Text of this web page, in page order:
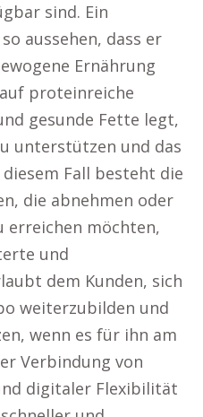
sind. Ein
aussehen, dass er
Ernährung
proteinreiche
gesunde Fette legt,
unterstützen und das
Fall besteht die
die abnehmen oder
erreichen möchten,
und
dem Kunden, sich
weiterzubilden und
wenn es für ihn am
Verbindung von
digitaler Flexibilität